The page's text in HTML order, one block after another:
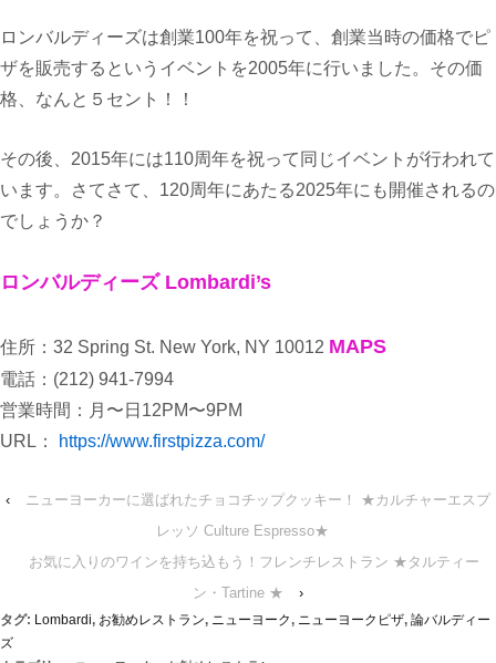
ロンバルディーズは創業100年を祝って、創業当時の価格でピ
ザを販売するというイベントを2005年に行いました。その価
格、なんと５セント！！
その後、2015年には110周年を祝って同じイベントが行われて
います。さてさて、120周年にあたる2025年にも開催されるの
でしょうか？
ロンバルディーズ Lombardi’s
住所：32 Spring St. New York, NY 10012 MAPS
電話：(212) 941-7994
営業時間：月〜日12PM〜9PM
URL：
https://www.firstpizza.com/
‹
ニューヨーカーに選ばれたチョコチップクッキー！ ★カルチャーエスプ
レッソ Culture Espresso★
お気に入りのワインを持ち込もう！フレンチレストラン ★タルティー
ン・Tartine ★
›
タグ: Lombardi, お勧めレストラン, ニューヨーク, ニューヨークピザ, 論バルディー
ズ